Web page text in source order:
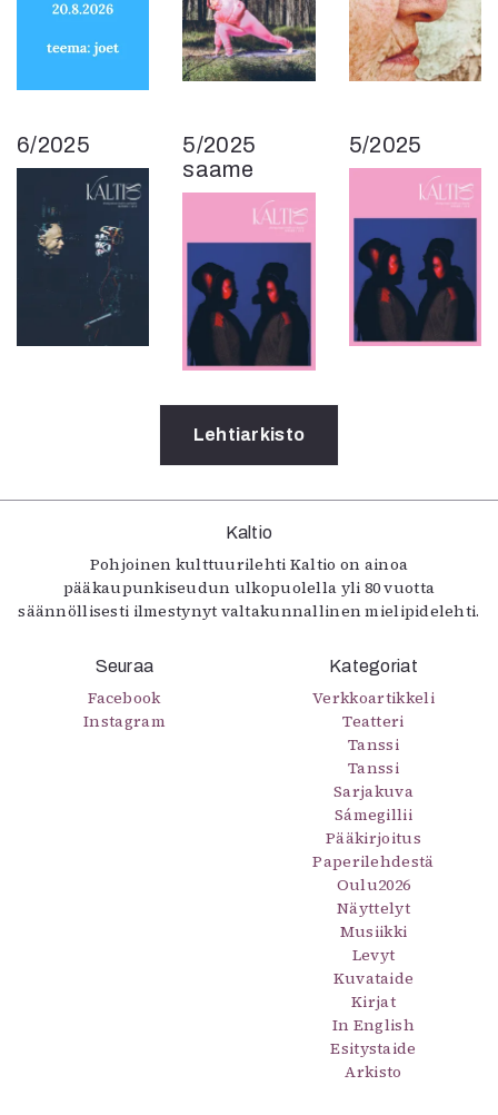
6/2025
5/2025
saame
5/2025
Lehtiarkisto
Kaltio
Pohjoinen kulttuurilehti Kaltio on ainoa
pääkaupunkiseudun ulkopuolella yli 80 vuotta
säännöllisesti ilmestynyt valtakunnallinen mielipidelehti.
Seuraa
Facebook
Instagram
Kategoriat
Verkkoartikkeli
Teatteri
Tanssi
Tanssi
Sarjakuva
Sámegillii
Pääkirjoitus
Paperilehdestä
Oulu2026
Näyttelyt
Musiikki
Levyt
Kuvataide
Kirjat
In English
Esitystaide
Arkisto